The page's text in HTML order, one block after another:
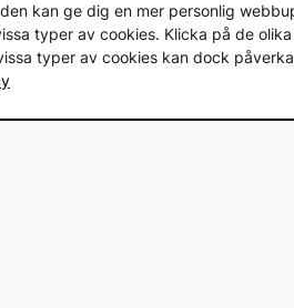
kan ge dig en mer personlig
typer av cookies. Klicka på de
typer av cookies kan dock